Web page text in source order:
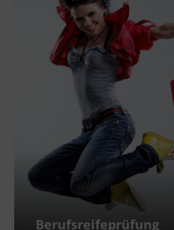
Berufsreifeprüfung